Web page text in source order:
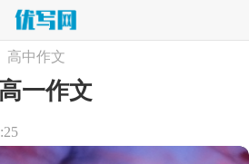
高中作文
高一作文